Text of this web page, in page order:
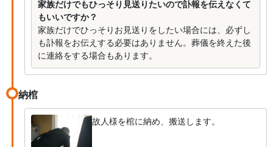
家族だけでもひっそり見送りたいので訃報を伝えなくて
もいいですか？
家族だけでひっそりお見送りをしたい場合には、必ずし
も訃報をお伝えする必要はありません。葬儀を終えた後
に連絡をする場合もあります。
納棺
故人様を棺に納め、搬送します。